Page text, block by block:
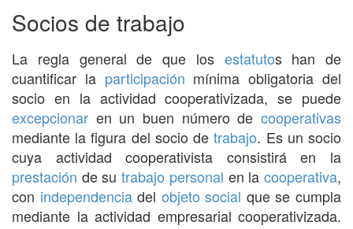
Socios de trabajo
La regla general de que los estatutos han de
cuantificar la participación mínima obligatoria del
socio en la actividad cooperativizada, se puede
excepcionar en un buen número de cooperativas
mediante la figura del socio detrabajo. Es un socio
cuya actividad cooperativista consistirá en la
prestación de sutrabajo personal en lacooperativa,
con independenciadel objeto social que se cumpla
mediante la actividad empresarial cooperativizada.